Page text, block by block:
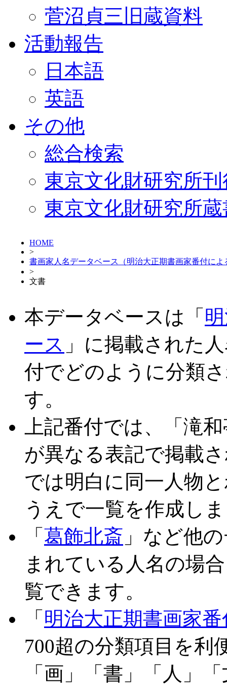
菅沼貞三旧蔵資料
活動報告
日本語
英語
その他
総合検索
東京文化財研究所
東京文化財研究所
HOME
>
書画家人名データベース（明治大正期書画家番付によ
>
文書
本データベースは「
ース 」に掲載された
付でどのように分類
す。
上記番付では、「滝
が異なる表記で掲載
では明白に同一人物
うえで一覧を作成し
「 葛飾北斎 」など他
まれている人名の場
覧できます。
「 明治大正期書画家
700超の分類項目を利
「画」「書」「人」